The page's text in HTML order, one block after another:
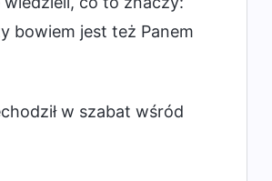
bowiem jest też Panem
w szabat wśród